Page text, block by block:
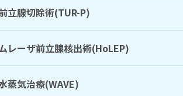
立腺切除術(TUR-P)
レーザ前立腺核出術(HoLEP)
蒸気治療(WAVE)